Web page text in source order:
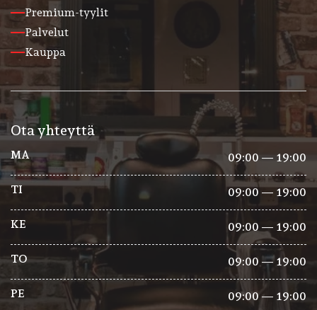
Premium-tyylit
Palvelut
Kauppa
Ota yhteyttä
MA 09:00 — 19:00
TI 09:00 — 19:00
KE 09:00 — 19:00
TO 09:00 — 19:00
PE 09:00 — 19:00